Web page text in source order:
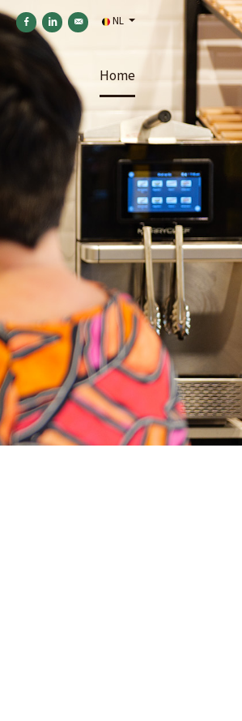
Delen op Facebook
Delen op LinkedInVersturen per e-mail
NL
Home